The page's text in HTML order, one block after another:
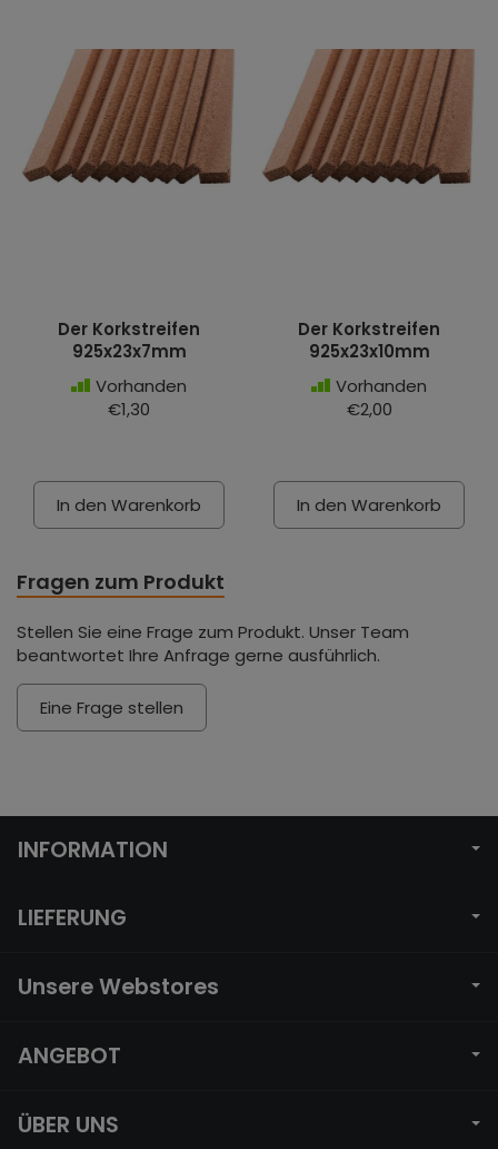
Der Korkstreifen
925x23x7mm
Vorhanden
€1,30
In den Warenkorb
Der Korkstreifen
925x23x10mm
Vorhanden
€2,00
In den Warenkorb
Fragen zum Produkt
Stellen Sie eine Frage zum Produkt. Unser Team
beantwortet Ihre Anfrage gerne ausführlich.
Eine Frage stellen
INFORMATION
LIEFERUNG
Unsere Webstores
ANGEBOT
ÜBER UNS